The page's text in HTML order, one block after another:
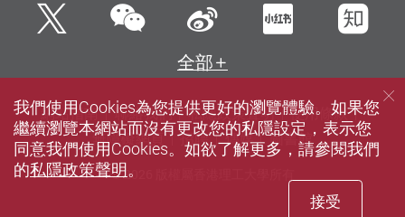
Twitter微信 新浪微博小紅書知
全部
網站指南 聯絡我們 私隱政策聲明
使用條款
無障礙網頁
招聘 傳媒 圖書館
© 2026 版權屬香港理工大學所有
我們使用Cookies為您提供更好的瀏覽體驗。如果您
繼續瀏覽本網站而沒有更改您的私隱設定，表示您
同意我們使用Cookies。如欲了解更多，請參閱我們
的私隱政策聲明。
接受